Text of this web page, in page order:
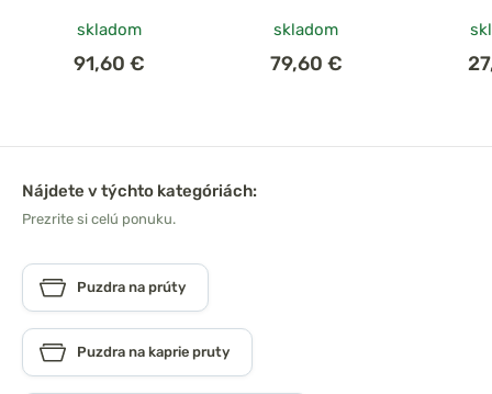
skladom
91,60 €
skladom
79,60 €
Nájdete v týchto kategóriách:
Prezrite si celú ponuku.
Puzdra na prúty
Puzdra na kaprie pruty